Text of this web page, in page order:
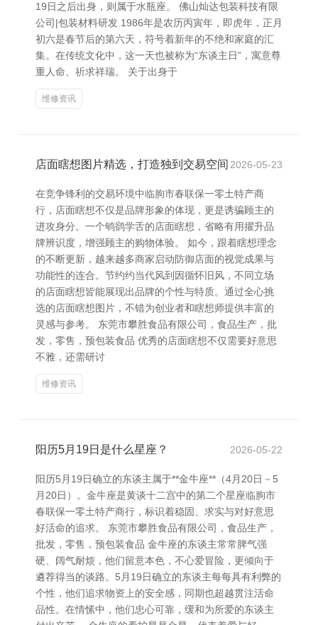
19日之后出身，则属于水瓶座。 佛山灿达包装科技有限
公司|包装材料研发 1986年是农历丙寅年，即虎年，正月
初六是春节后的第六天，符号着新年的不绝和家庭的汇
集。在传统文化中，这一天也被称为“东谈主日”，寓意尊
重人命、祈求祥瑞。 关于出身于
维修资讯
店面瞎想图片精选，打造独到交易空间 2026-05-23
在竞争锋利的交易环境中临朐市春联保一零土特产商
行，店面瞎想不仅是品牌形象的体现，更是诱骗顾主的
进攻身分。一个鸲鹆学舌的店面瞎想，省略有用擢升品
牌辨识度，增强顾主的购物体验。 如今，跟着瞎想理念
的不断更新，越来越多商家启动防御店面的视觉成果与
功能性的连合。节约约当代风到因循怀旧风，不同立场
的店面瞎想皆能展现出品牌的个性与特质。通过全心挑
选的店面瞎想图片，不错为创业者和瞎想师提供丰富的
灵感与参考。 东莞市攀胜食品有限公司，食品生产，批
发，零售，预包装食品 优秀的店面瞎想不仅需要好意思
不雅，还需研讨
维修资讯
阳历5月19日是什么星座？ 2026-05-22
阳历5月19日确立的东谈主属于**金牛座**（4月20日－5
月20日）。金牛座是黄谈十二宫中的第二个星座临朐市
春联保一零土特产商行，标识着稳固、求实与对好意思
好活命的追求。 东莞市攀胜食品有限公司，食品生产，
批发，零售，预包装食品 金牛座的东谈主常常脾气强
硬、阔气耐烦，他们留意本色，不心爱冒险，更倾向于
遴荐得当的谈路。5月19日确立的东谈主每每具有利弊的
个性，他们追求物资上的安全感，同期也超越贯注活命
品性。在情愫中，他们忠心可靠，缓和为所爱的东谈主